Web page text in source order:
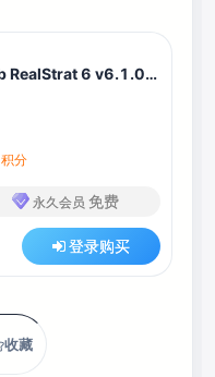
虚拟芬达电吉他音源！MusicLab RealStrat 6 v6.1.0.7549 WIN版
积分
永久会员 免费
登录购买
收藏